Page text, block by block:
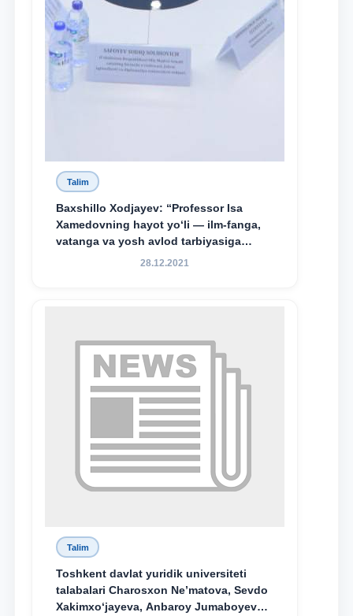
Talim
Baxshillo Xodjayev: “Professor Isa
Xamedovning hayot yo‘li — ilm-fanga,
vatanga va yosh avlod tarbiyasiga
sodiqlikning oliy namunasidir”.
28.12.2021
Talim
Toshkent davlat yuridik universiteti
talabalari Charosxon Ne’matova, Sevdo
Xakimxo‘jayeva, Anbaroy Jumaboyeva